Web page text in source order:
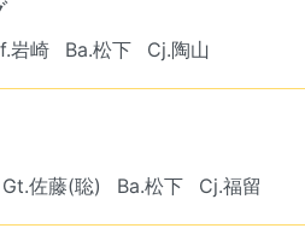
岩崎 Ba.松下 Cj.陶山
Gt.佐藤(聡) Ba.松下 Cj.福留